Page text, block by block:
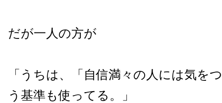
だが一人の方が
「うちは、「自信満々の人には気を
う基準も使ってる。」